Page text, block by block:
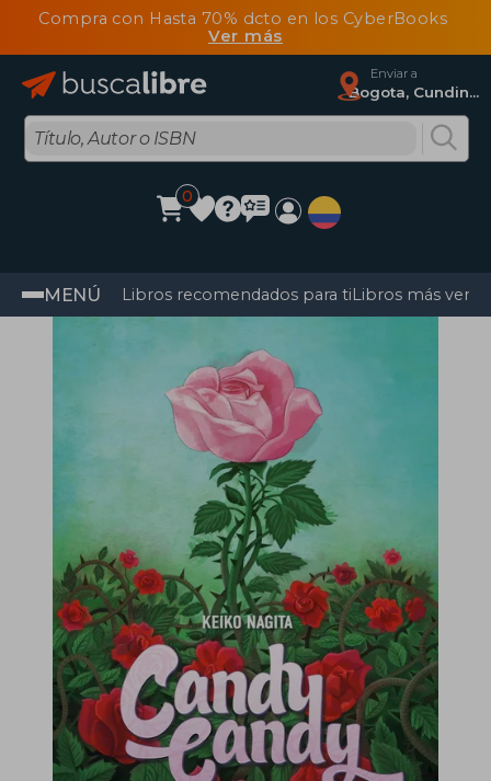
Compra con Hasta 70% dcto en los CyberBooks
Ver más
Enviar a
Bogota, Cundinamarca
0
MENÚ Libros recomendados para tiLibros más